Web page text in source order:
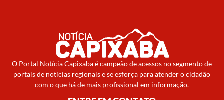
O Portal Notícia Capixaba é campeão de acessos no segmento de
portais de notícias regionais e se esforça para atender o cidadão
com o que há de mais profissional em informação.